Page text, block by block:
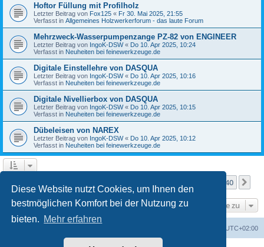
Diese Website nutzt Cookies, um Ihnen den
bestmöglichen Komfort bei der Nutzung zu
bieten. Mehr erfahren
Hoftor Füllung mit Profilholz
Letzter Beitrag von Fox125 « Fr 30. Mai 2025, 21:55
Verfasst in Allgemeines Holzwerkerforum - das laute Forum
Mehrzweck-Wasserpumpenzange PZ-82 von ENGINEER
Letzter Beitrag von IngoK-DSW« Do 10. Apr 2025, 10:24
Verfasst in Neuheiten bei feinewerkzeuge.de
Digitale Einstellehre von DASQUA
Letzter Beitrag von IngoK-DSW« Do 10. Apr 2025, 10:16
Verfasst in Neuheiten bei feinewerkzeuge.de
Digitale Nivellierbox von DASQUA
Letzter Beitrag von IngoK-DSW« Do 10. Apr 2025, 10:15
Verfasst in Neuheiten bei feinewerkzeuge.de
Dübeleisen von NAREX
Letzter Beitrag von IngoK-DSW« Do 10. Apr 2025, 10:12
Verfasst in Neuheiten bei feinewerkzeuge.de
40
Gehe zu
UTC+02:00